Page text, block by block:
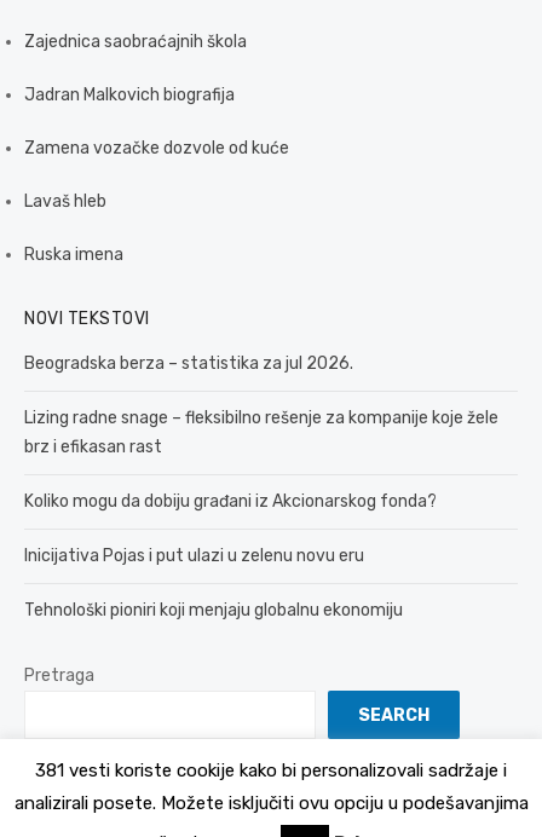
Zajednica saobraćajnih škola
Jadran Malkovich biografija
Zamena vozačke dozvole od kuće
Lavaš hleb
Ruska imena
NOVI TEKSTOVI
Beogradska berza – statistika za jul 2026.
Lizing radne snage – fleksibilno rešenje za kompanije koje žele
brz i efikasan rast
Koliko mogu da dobiju građani iz Akcionarskog fonda?
Inicijativa Pojas i put ulazi u zelenu novu eru
Tehnološki pioniri koji menjaju globalnu ekonomiju
Pretraga
SEARCH
Politika Privatnosti
381 vesti koriste cookije kako bi personalizovali sadržaje i
analizirali posete. Možete isključiti ovu opciju u podešavanjima